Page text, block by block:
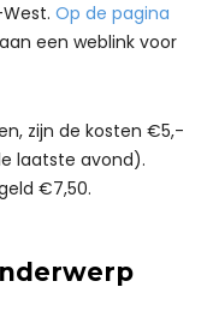
Op de pagina
een weblink voor
zijn de kosten €5,-
laatste avond).
€7,50.